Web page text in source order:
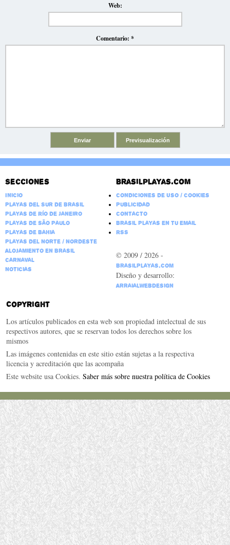
Web:
Comentario: *
Secciones
Inicio
Playas del Sur de Brasil
Playas de Río de Janeiro
Playas de São Paulo
Playas de Bahia
Playas del Norte / Nordeste
Alojamiento en Brasil
Carnaval
Noticias
Brasilplayas.com
Condiciones de Uso / Cookies
Publicidad
Contacto
Brasil Playas en tu email
RSS
© 2009 / 2026 -
BrasilPlayas.com
Diseño y desarrollo:
ArraialWebDesign
Copyright
Los artículos publicados en esta web son propiedad intelectual de sus
respectivos autores, que se reservan todos los derechos sobre los
mismos
Las imágenes contenidas en este sitio están sujetas a la respectiva
licencia y acreditación que las acompaña
Este website usa Cookies. Saber más sobre nuestra política de Cookies